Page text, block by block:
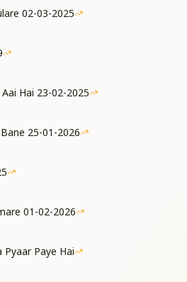
02-03-2025
Hai 23-02-2025
25-01-2026
01-02-2026
Paye Hai